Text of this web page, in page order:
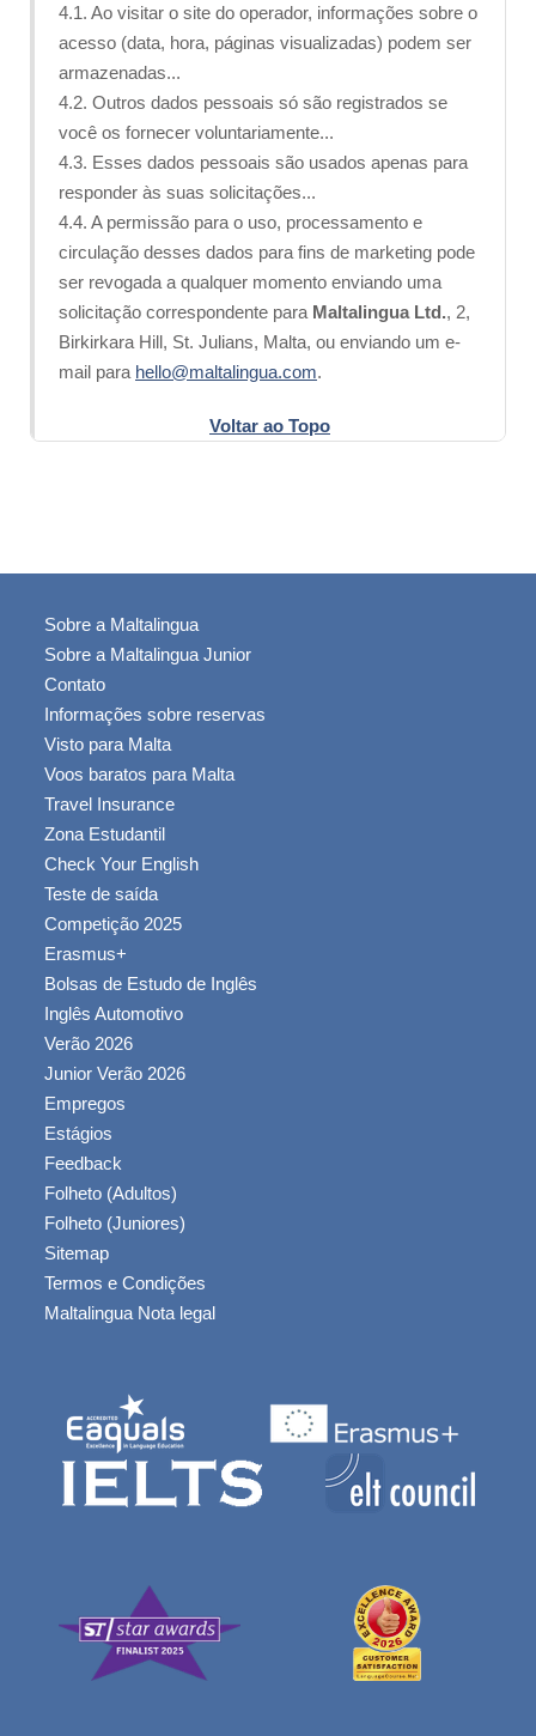
4.1. Ao visitar o site do operador, informações sobre o
acesso (data, hora, páginas visualizadas) podem ser
armazenadas...
4.2. Outros dados pessoais só são registrados se
você os fornecer voluntariamente...
4.3. Esses dados pessoais são usados apenas para
responder às suas solicitações...
4.4. A permissão para o uso, processamento e
circulação desses dados para fins de marketing pode
ser revogada a qualquer momento enviando uma
solicitação correspondente para Maltalingua Ltd., 2,
Birkirkara Hill, St. Julians, Malta, ou enviando um e-
mail para hello@maltalingua.com.
Voltar ao Topo
Sobre a Maltalingua
Sobre a Maltalingua Junior
Contato
Informações sobre reservas
Visto para Malta
Voos baratos para Malta
Travel Insurance
Zona Estudantil
Check Your English
Teste de saída
Competição 2025
Erasmus+
Bolsas de Estudo de Inglês
Inglês Automotivo
Verão 2026
Junior Verão 2026
Empregos
Estágios
Feedback
Folheto (Adultos)
Folheto (Juniores)
Sitemap
Termos e Condições
Maltalingua Nota legal